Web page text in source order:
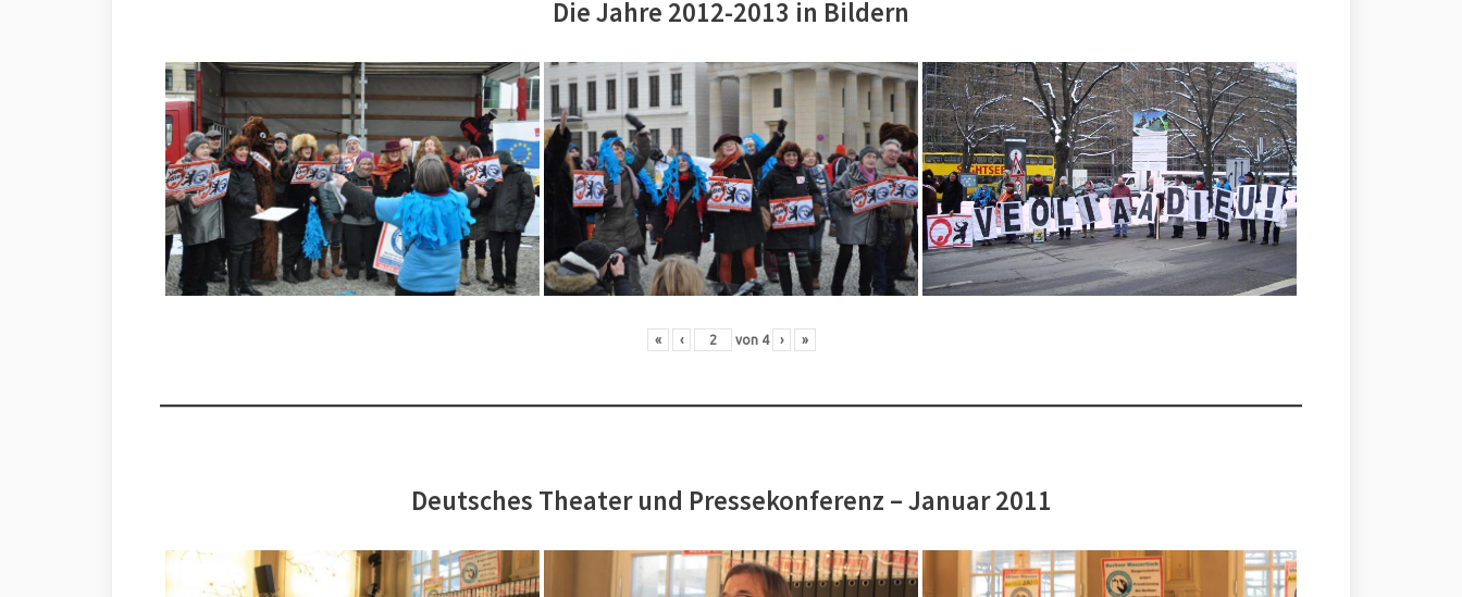
Die Jahre 2012-2013 in Bildern
« ‹ von 4 › »
Deutsches Theater und Pressekonferenz – Januar 2011